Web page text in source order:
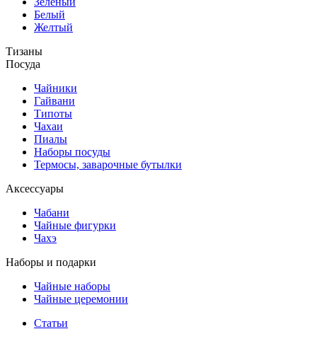
Белый
Желтый
Тизаны
Посуда
Чайники
Гайвани
Типоты
Чахаи
Пиалы
Наборы посуды
Термосы, заварочные бутылки
Аксессуары
Чабани
Чайные фигурки
Чахэ
Наборы и подарки
Чайные наборы
Чайные церемонии
Статьи